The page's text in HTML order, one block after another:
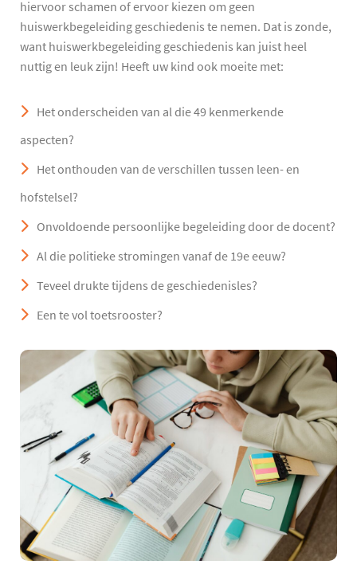
hiervoor schamen of ervoor kiezen om geen
huiswerkbegeleiding geschiedenis te nemen. Dat is zonde,
want huiswerkbegeleiding geschiedenis kan juist heel
nuttig en leuk zijn! Heeft uw kind ook moeite met:
Het onderscheiden van al die 49 kenmerkende
aspecten?
Het onthouden van de verschillen tussen leen- en
hofstelsel?
Onvoldoende persoonlijke begeleiding door de docent?
Al die politieke stromingen vanaf de 19e eeuw?
Teveel drukte tijdens de geschiedenisles?
Een te vol toetsrooster?